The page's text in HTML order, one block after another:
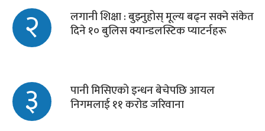
२ लगानी शिक्षा : बुझ्नुहोस् मूल्य बढ्न सक्ने संकेत
दिने १० बुलिस क्यान्डलस्टिक प्याटर्नहरू
३ पानी मिसिएको इन्धन बेचेपछि आयल
निगमलाई ११ करोड जरिवाना